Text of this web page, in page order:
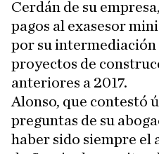
Cerdán de su
pagos al exasesor
por su
proyectos de
anteriores a 2017.
Alonso, que contestó
preguntas de su
haber sido siempre